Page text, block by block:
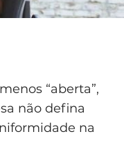
“aberta”,
não defina
na